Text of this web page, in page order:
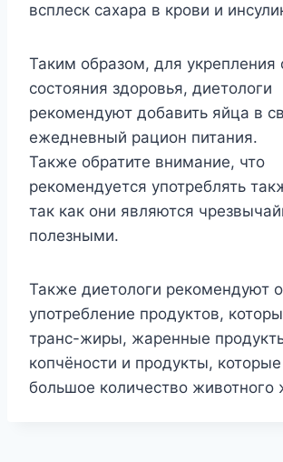
всплеск сахара в крови и
Таким образом, для укрепления
состояния здоровья, диетологи
рекомендуют добавить яйца в
ежедневный рацион питания.
Также обратите внимание, что
рекомендуется употреблять
так как они являются
полезными.
Также диетологи рекомендуют
употребление продуктов,
транс-жиры, жаренные
копчёности и продукты,
большое количество животного